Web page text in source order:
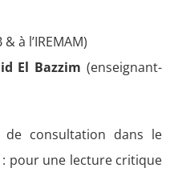
à l’IREMAM)
El Bazzim (enseignant-
de consultation dans le
: pour une lecture critique